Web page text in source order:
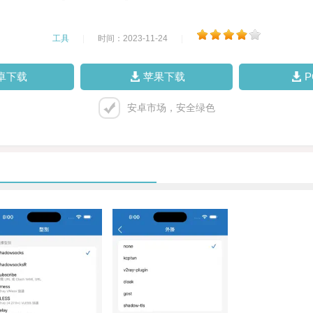
工具 时间：2023-11-24
下载 苹果下载
安卓市场，安全绿色